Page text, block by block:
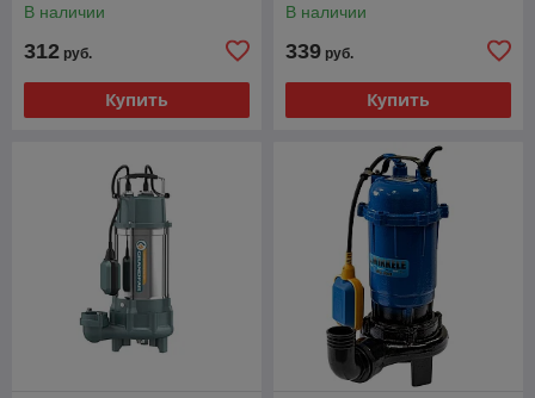
В наличии
312 руб.
Купить
В наличии
339 руб.
Купить